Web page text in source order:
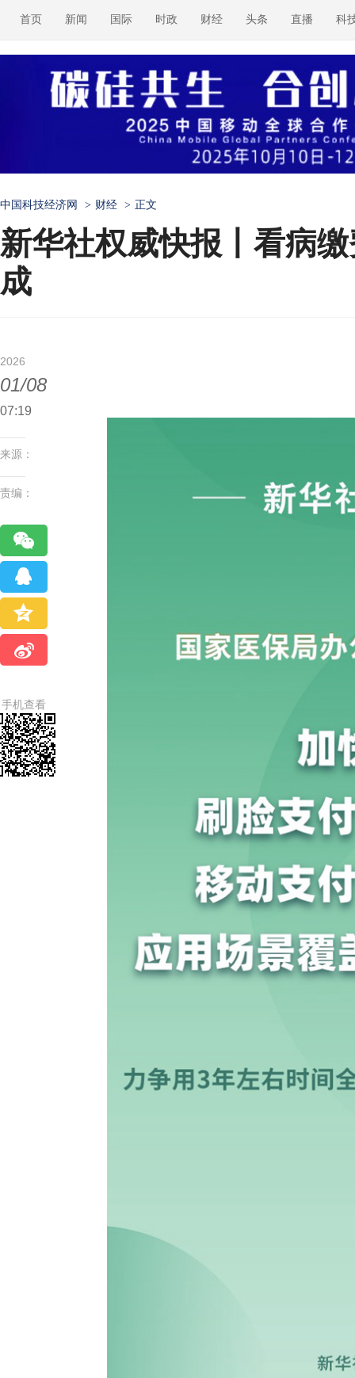
首页 新闻 国际 时政 财经 头条 直播 科
中国科技经济网 > 财经 > 正文
新华社权威快报丨看病
成
2026
01/08
07:19
来源：
责编：
手机查看